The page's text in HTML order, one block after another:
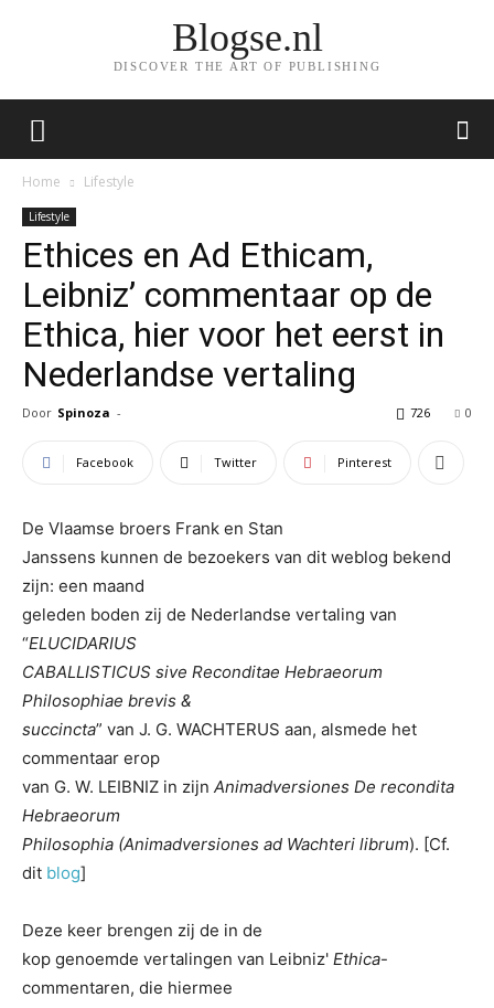
Blogse.nl
DISCOVER THE ART OF PUBLISHING
Home Lifestyle
Lifestyle
Ethices en Ad Ethicam,
Leibniz’ commentaar op de
Ethica, hier voor het eerst in
Nederlandse vertaling
Door Spinoza - 0
726
Facebook Twitter Pinterest
De Vlaamse broers Frank en Stan
Janssens kunnen de bezoekers van dit weblog bekend
zijn: een maand
geleden boden zij de Nederlandse vertaling van
“ELUCIDARIUS
CABALLISTICUS sive Reconditae Hebraeorum
Philosophiae brevis &
succincta” van J. G. WACHTERUS aan, alsmede het
commentaar erop
van G. W. LEIBNIZ in zijn Animadversiones De recondita
Hebraeorum
Philosophia (Animadversiones ad Wachteri librum). [Cf.
dit blog]
Deze keer brengen zij de in de
kop genoemde vertalingen van Leibniz' Ethica-
commentaren, die hiermee